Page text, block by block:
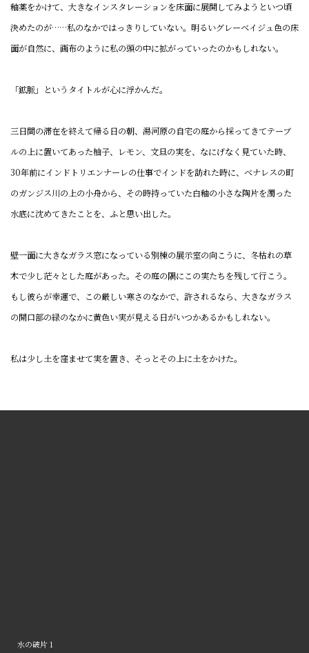
釉薬をかけて、大きなインスタレーションを床面に展開してみようといつ頃
決めたのが……私のなかではっきりしていない。明るいグレーベイジュ色の床
面が自然に、画布のように私の頭の中に拡がっていったのかもしれない。
「鉱脈」というタイトルが心に浮かんだ。
三日間の滞在を終えて帰る日の朝、湯河原の自宅の庭から採ってきてテーブ
ルの上に置いてあった柚子、レモン、文旦の実を、なにげなく見ていた時、
30年前にインドトリエンナーレの仕事でインドを訪れた時に、ベナレスの町
のガンジス川の上の小舟から、その時持っていた白釉の小さな陶片を濁った
水底に沈めてきたことを、ふと思い出した。
壁一面に大きなガラス窓になっている別棟の展示室の向こうに、冬枯れの草
木で少し茫々とした庭があった。その庭の隅にこの実たちを残して行こう。
もし彼らが幸運で、この厳しい寒さのなかで、許されるなら、大きなガラス
の開口部の緑のなかに黄色い実が見える日がいつかあるかもしれない。
私は少し土を窪ませて実を置き、そっとその上に土をかけた。
水の破片 1